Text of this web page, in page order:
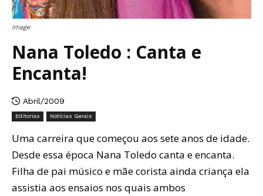
Image
Nana Toledo : Canta e
Encanta!
Abril/2009
Editorias Notícias Gerais
Uma carreira que começou aos sete anos de idade.
Desde essa época Nana Toledo canta e encanta.
Filha de pai músico e mãe corista ainda criança ela
assistia aos ensaios nos quais ambos